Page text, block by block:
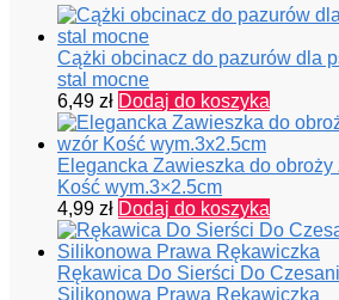
Cążki obcinacz do pazurów dla
stal mocne
6,49 zł Dodaj do koszyka
Elegancka Zawieszka do
Kość wym.3×2.5cm
4,99 zł Dodaj do koszyka
Rękawica Do Sierści Do
Silikonowa Prawa Rękawiczka